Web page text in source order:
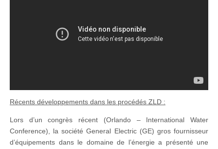
Récents développements dans les procédés ZLD :
Lors d’un congrès récent (Orlando – International Water
Conference), la société General Electric (GE) gros fournisseur
d’équipements dans le domaine de l’énergie a présenté une